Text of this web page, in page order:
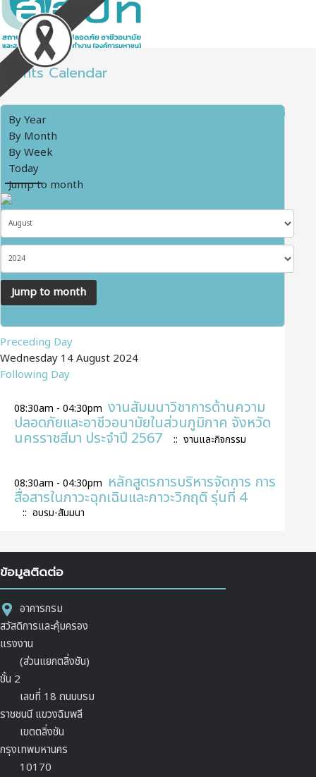
Events Calendar
By Year
By Month
By Week
Today
Jump to month
Jump to month
Preceding Day
Wednesday 14 August 2024
Following Day
08:30am - 04:30pm งานสัมมนาวิชาการด้านความ
ปลอดภัยและอาชีวอนามัยในส่วนภูมิภาค จังหวัด
นครราชสีมา ประจำปี 2567 :: งานและกิจกรรม
08:30am - 04:30pm หลักสูตรการบริหารจัดการ การ
สื่อสารในภาวะฉุกเฉินและภาวะวิกฤติ รุ่นที่ 4
:: อบรม-สัมมนา
ข้อมูลติดต่อ
อาคารกรม
สวัสดิการและคุ้มครอง
แรงงาน
(ส่วนแยกตลิ่งชัน)
ชั้น 2
เลขที่ 18 ถนนบรม
ราชชนนี แขวงฉิมพลี
เขตตลิ่งชัน
กรุงเทพมหานคร
10170